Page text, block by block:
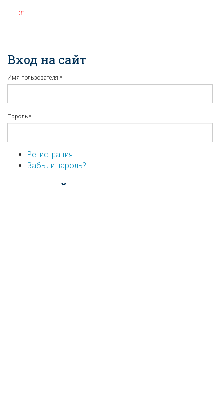
31
Вход на сайт
Имя пользователя *
Пароль *
Регистрация
Забыли пароль?
...или войдите используя